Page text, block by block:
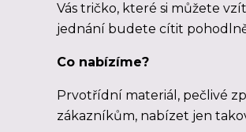
Vás tričko, které si můžete
jednání budete cítit
Co nabízíme?
Prvotřídní materiál, pečlivé
zákazníkům, nabízet jen